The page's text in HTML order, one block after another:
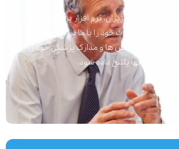
راحتی شما عزیزان، نرم افزار پرسش و پاسخ
به راحتی سوالات خود را با ما در میان بگذارید.
می توانید پرسش ها و مدارک پزشکی خود را
وقت به آنها پاسخ داده شود.